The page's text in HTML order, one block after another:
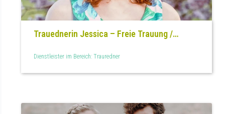
Trauednerin Jessica – Freie Trauung /
Dienstleister im Bereich: Trauredner